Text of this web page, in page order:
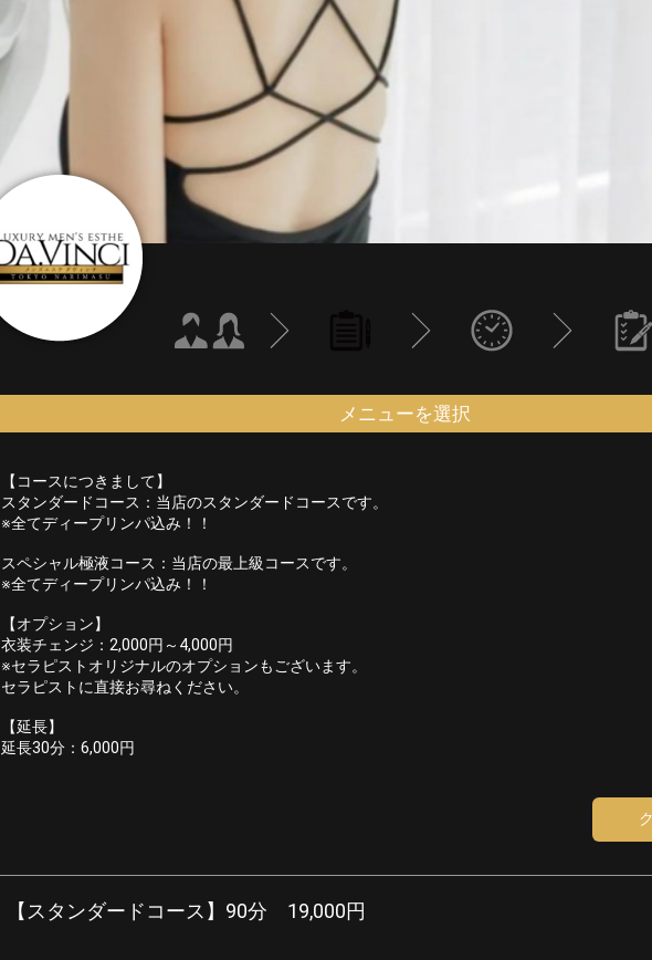
メニューを選択
【コースにつきまして】
スタンダードコース：当店のスタンダードコースです。
※全てディープリンパ込み！！
スペシャル極液コース：当店の最上級コースです。
※全てディープリンパ込み！！
【オプション】
衣装チェンジ：2,000円～4,000円
※セラピストオリジナルのオプションもございます。
セラピストに直接お尋ねください。
【延長】
延長30分：6,000円
【スタンダードコース】90分 19,000円